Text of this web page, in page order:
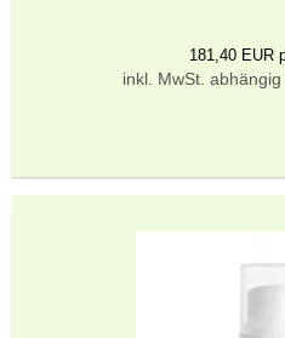
181,40 EUR
inkl. MwSt.